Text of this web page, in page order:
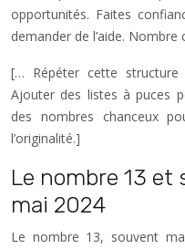
opportunités. Faites
demander de l’aide. Nombre
[… Répéter cette structure
Ajouter des listes à puces
des nombres chanceux
l’originalité.]
Le nombre 13 et
mai 2024
Le nombre 13, souvent